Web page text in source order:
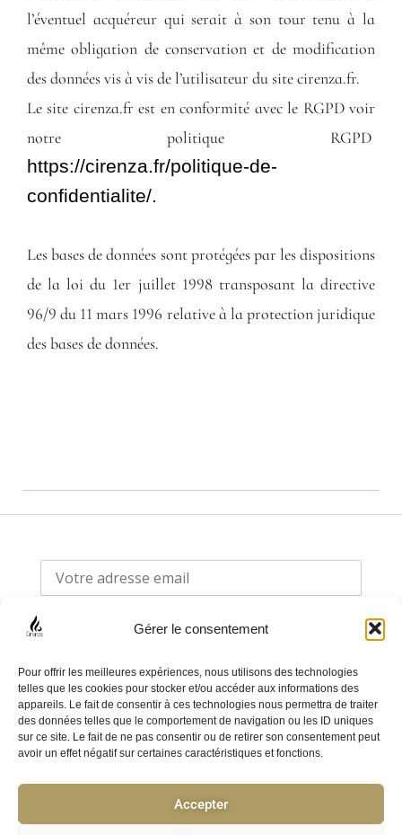
Gérer le consentement
Pour offrir les meilleures expériences, nous utilisons des technologies
telles que les cookies pour stocker et/ou accéder aux informations des
appareils. Le fait de consentir à ces technologies nous permettra de traiter
des données telles que le comportement de navigation ou les ID uniques
sur ce site. Le fait de ne pas consentir ou de retirer son consentement peut
avoir un effet négatif sur certaines caractéristiques et fonctions.
Accepter
l’éventuel acquéreur qui serait à son tour tenu à la
même obligation de conservation et de modification
des données vis à vis de l’utilisateur du site cirenza.fr.
Le site cirenza.fr est en conformité avec le RGPD voir
notre politique RGPD
https://cirenza.fr/politique-de-
confidentialite/.
Les bases de données sont protégées par les dispositions
de la loi du 1er juillet 1998 transposant la directive
96/9 du 11 mars 1996 relative à la protection juridique
des bases de données.
Politique de confidentialité
F
a
e
b
I
n
t
a